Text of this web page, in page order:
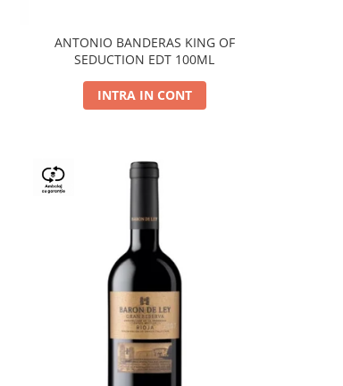
ANTONIO BANDERAS KING OF
SEDUCTION EDT 100ML
INTRA IN CONT